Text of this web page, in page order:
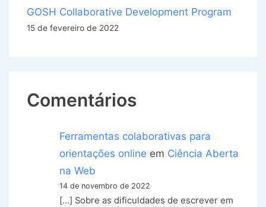
GOSH Collaborative Development Program
15 de fevereiro de 2022
Comentários
Ferramentas colaborativas para
orientações online em Ciência Aberta
na Web
14 de novembro de 2022
[…] Sobre as dificuldades de escrever em